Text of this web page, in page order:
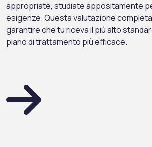
appropriate, studiate appositamente
esigenze. Questa valutazione
garantire che tu riceva il più alto
piano di trattamento più efficace.